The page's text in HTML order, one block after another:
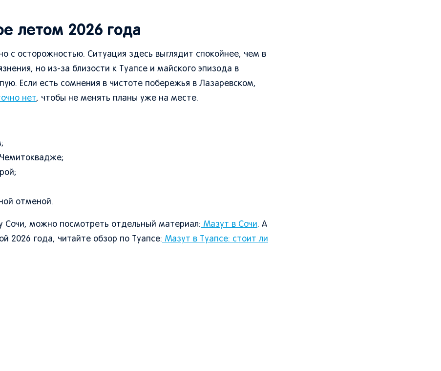
летом 2026 года
с осторожностью. Ситуация здесь выглядит спокойнее, чем в
но из-за близости к Туапсе и майского эпизода в
Если есть сомнения в чистоте побережья в Лазаревском,
нет, чтобы не менять планы уже на месте.
отменой.
Сочи, можно посмотреть отдельный материал: Мазут в Сочи. А
2026 года, читайте обзор по Туапсе: Мазут в Туапсе: стоит ли